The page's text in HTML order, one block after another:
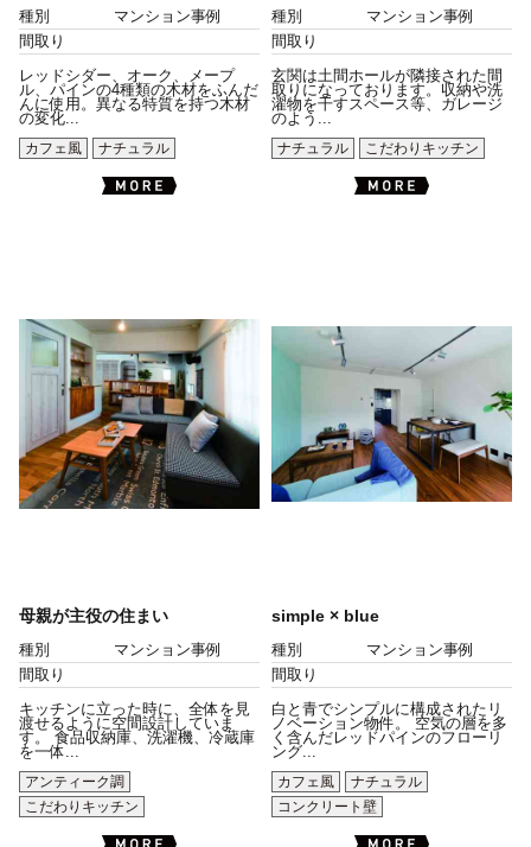
種別
マンション事例
間取り
レッドシダー、オーク、メープ
ル、パインの4種類の木材をふんだ
んに使用。異なる特質を持つ木材
の変化...
カフェ風
ナチュラル
種別
マンション事例
間取り
玄関は土間ホールが隣接された間
取りになっております。収納や洗
濯物を干すスペース等、ガレージ
のよう...
ナチュラル
こだわりキッチン
母親が主役の住まい
種別
マンション事例
間取り
キッチンに立った時に、全体を見
渡せるように空間設計していま
す。 食品収納庫、洗濯機、冷蔵庫
を一体...
アンティーク調
こだわりキッチン
simple × blue
種別
マンション事例
間取り
白と青でシンプルに構成されたリ
ノベーション物件。 空気の層を多
く含んだレッドパインのフローリ
ング...
カフェ風
ナチュラル
コンクリート壁